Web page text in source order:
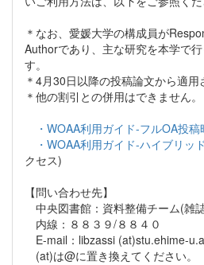
＊なお、愛媛大学の構成員が
Authorであり、主な研究を本学で
す。
＊4月30日以降の投稿論文から適用
＊他の割引との併用はできません。
・WOAA利用ガイド-フルOA投稿
・WOAA利用ガイド-ハイブリッ
クセス)
【問い合わせ先】
中央図書館：資料整備チーム(雑
内線：８８３９/８８４０
E-mail：libzassi (at)stu.ehime-
(at)は@に置き換えてください。